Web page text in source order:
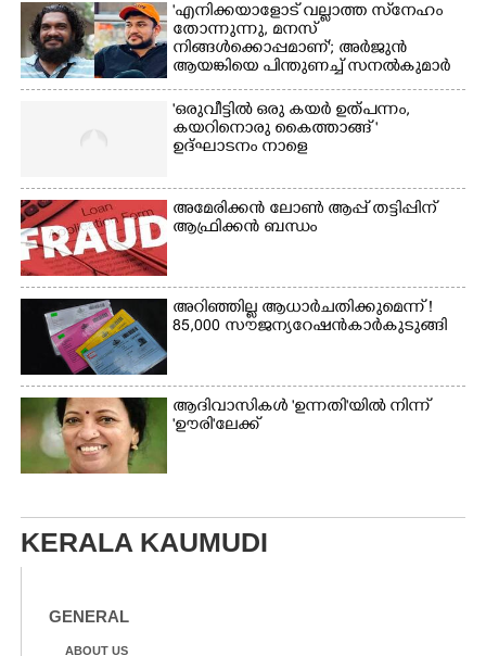
മത്സരത്തിനിടെ സിന്തറ്റിക്
ട്രാക്കിന് കുറുകെ ഓടുന്ന
നായകൾ.
'എനിക്കയാളോട് വല്ലാത്ത സ്‌നേഹം
തോന്നുന്നു, മനസ്
നിങ്ങൾക്കൊപ്പമാണ്'; അർജുൻ
ആയങ്കിയെ പിന്തുണച്ച് സനൽകുമാർ
'ഒരുവീട്ടിൽ ഒരു കയർ ഉത്പന്നം,
കയറിനൊരു കൈത്താങ്ങ് '
ഉദ്ഘാടനം നാളെ
അമേരിക്കൻ ലോൺ ആപ്പ് തട്ടിപ്പിന്
ആഫ്രിക്കൻ ബന്ധം
അറിഞ്ഞില്ല ആധാർ ചതിക്കുമെന്ന് !
85,000 സൗജന്യ റേഷൻകാർ കുടുങ്ങി
ആദിവാസികൾ 'ഉന്നതി'യിൽ നിന്ന്
'ഊരി'ലേക്ക്
KERALA KAUMUDI
GENERAL
ABOUT US